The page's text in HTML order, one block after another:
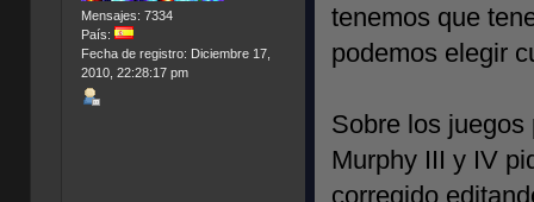
Mensajes: 7334
País:
Fecha de registro: Diciembre 17,
2010, 22:28:17 pm
tenemos que
podemos elegir
Sobre los
Murphy III y IV
corregido